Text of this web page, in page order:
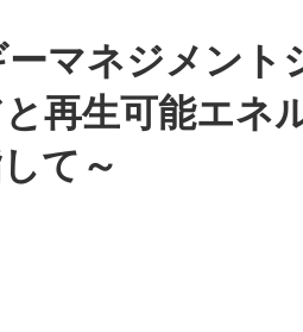
ンドウを開きます）
マネジメント
再生可能エネ
て～